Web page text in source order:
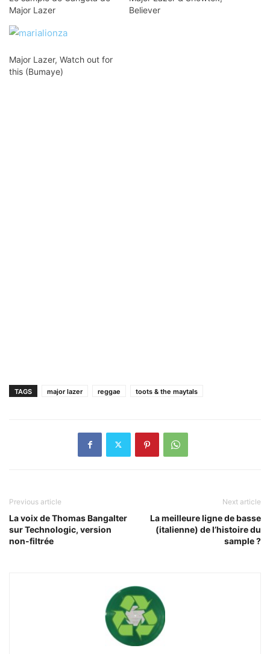
Major Lazer
Believer
Major Lazer, Watch out for
this (Bumaye)
TAGS major lazer reggae toots & the maytals
Previous article
La voix de Thomas Bangalter
sur Technologic, version
non-filtrée
Next article
La meilleure ligne de basse
(italienne) de l’histoire du
sample ?